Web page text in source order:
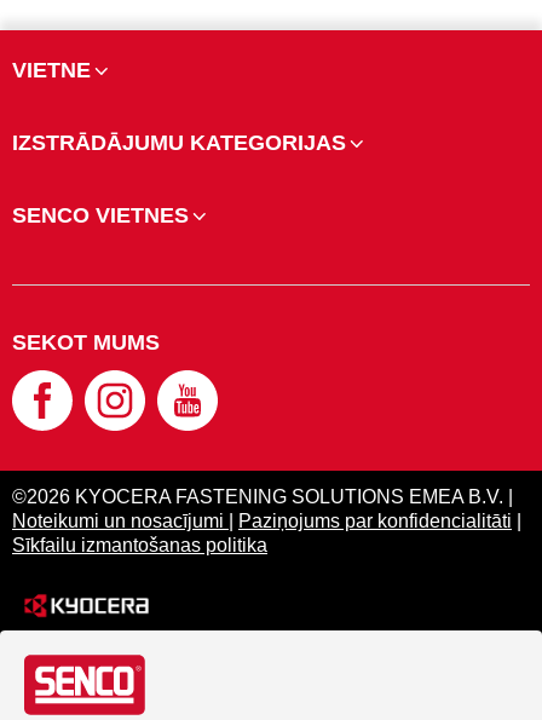
VIETNE
IZSTRĀDĀJUMU KATEGORIJAS
SENCO VIETNES
SEKOT MUMS
©2026 KYOCERA FASTENING SOLUTIONS EMEA B.V. |
Noteikumi un nosacījumi
Paziņojums par konfidencialitāti
Sīkfailu izmantošanas politika